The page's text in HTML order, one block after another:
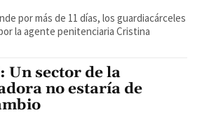
por más de 11 días, los guardiacárceles
la agente penitenciaria Cristina
Un sector de la
no estaría de